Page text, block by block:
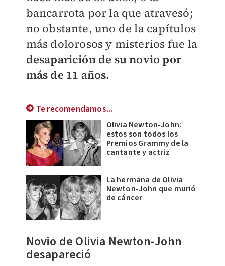
bancarrota por la que atravesó;
no obstante, uno de la capítulos
más dolorosos y misterios fue la
desaparición de su novio por
más de 11 años.
Te recomendamos...
Olivia Newton-John:
estos son todos los
Premios Grammy de la
cantante y actriz
La hermana de Olivia
Newton-John que murió
de cáncer
Novio de Olivia Newton-John
desapareció